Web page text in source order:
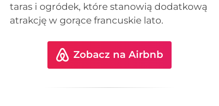
taras i ogródek, które stanowią dodatkową
atrakcję w gorące francuskie lato.
Zobacz na Airbnb